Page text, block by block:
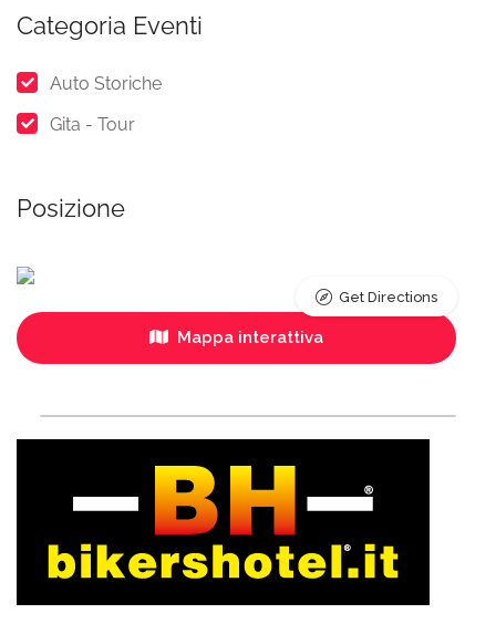
Categoria Eventi
Auto Storiche
Gita - Tour
Posizione
Mappa interattiva
Get Directions